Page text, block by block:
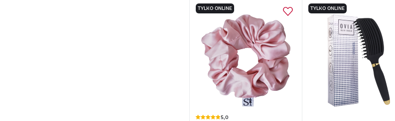
TYLKO ONLINE
5,0
TYLKO ONLINE